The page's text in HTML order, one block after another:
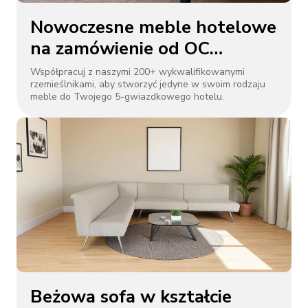
Nowoczesne meble hotelowe
na zamówienie od OC
International |
Niestandardowe rozmiary,
konstrukcja z litego drewna i
metalu
Współpracuj z naszymi 200+ wykwalifikowanymi
rzemieślnikami, aby stworzyć jedyne w swoim rodzaju
meble do Twojego 5-gwiazdkowego hotelu.
Beżowa sofa w kształcie